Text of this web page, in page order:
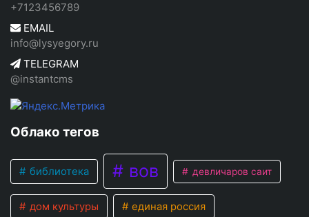
+7123456789
EMAIL
info@lysyegory.ru
TELEGRAM
@instantcms
Облако тегов
библиотека вов девличаров саит
дом культуры единая россия